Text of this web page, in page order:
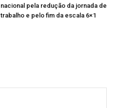
nacional pela redução da jornada de
trabalho e pelo fim da escala 6×1